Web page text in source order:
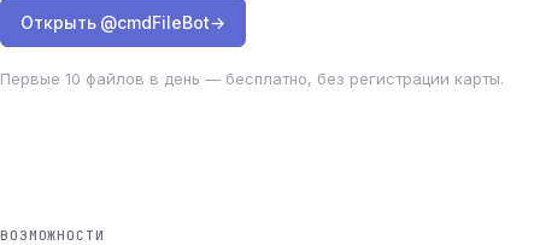
Открыть @cmdFileBot→
Первые 10 файлов в день — бесплатно, без регистрации карты.
ВОЗМОЖНОСТИ